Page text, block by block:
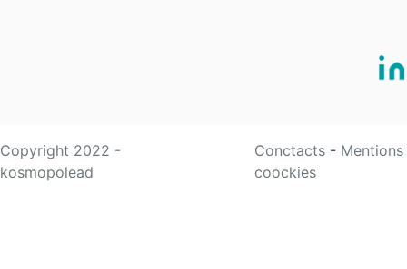
Copyright 2022 -
kosmopolead
Conctacts -
coockies